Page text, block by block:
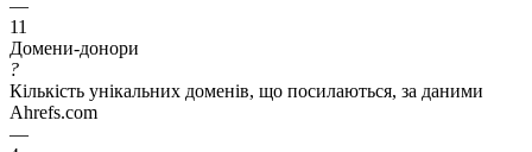
—
11
Домени-донори
?
Кількість унікальних доменів, що посилаються, за даними
Ahrefs.com
—